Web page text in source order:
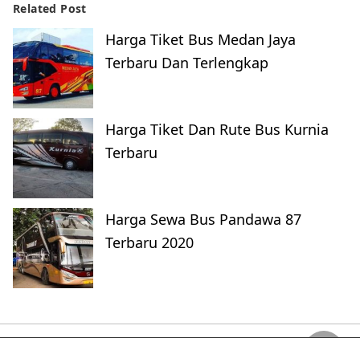
Related Post
Harga Tiket Bus Medan Jaya
Terbaru Dan Terlengkap
Harga Tiket Dan Rute Bus Kurnia
Terbaru
Harga Sewa Bus Pandawa 87
Terbaru 2020